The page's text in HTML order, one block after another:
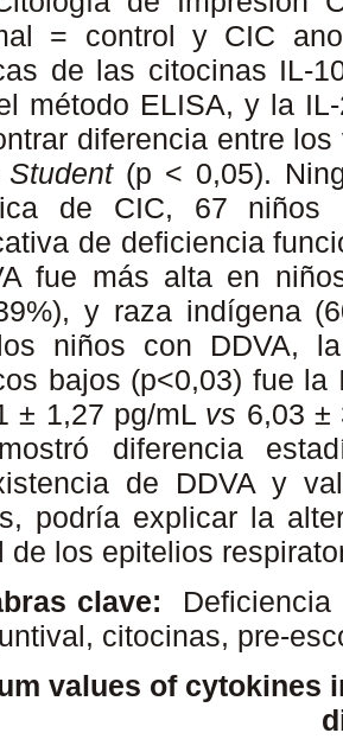
= control y CIC
de las citocinas IL-
método ELISA, y la
diferencia entre
(p < 0,05).
de CIC, 67 niños
de deficiencia
fue más alta en
y raza indígena
niños con DDVA,
bajos (p<0,03) fue la
± 1,27 pg/mL vs 6,03 ±
diferencia
de DDVA y
podría explicar la
de los epitelios
clave:
citocinas, pre-
values of cytokines